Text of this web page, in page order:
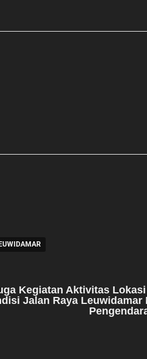
Kegiatan Aktivitas
Jalan Raya Leuwidamar